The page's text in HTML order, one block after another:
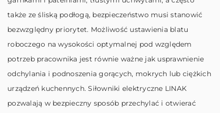
także ze śliską podłogą, bezpieczeństwo musi stanowić
bezwzględny priorytet. Możliwość ustawienia blatu
roboczego na wysokości optymalnej pod względem
potrzeb pracownika jest równie ważne jak usprawnienie
odchylania i podnoszenia gorących, mokrych lub ciężkich
urządzeń kuchennych. Siłowniki elektryczne LINAK
pozwalają w bezpieczny sposób przechylać i otwierać